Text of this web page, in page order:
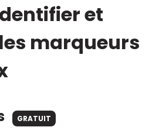
et
marqueurs
GRATUIT